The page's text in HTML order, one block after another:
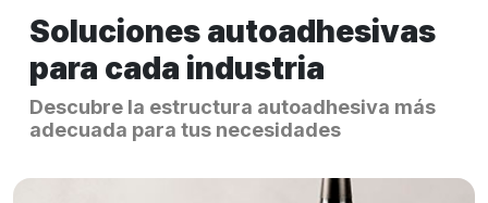
Soluciones autoadhesivas
para cada industria
Descubre la estructura autoadhesiva más
adecuada para tus necesidades